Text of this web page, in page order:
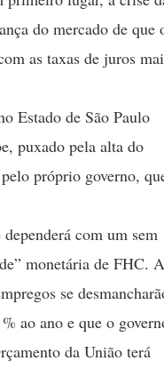
do mercado de que
as taxas de juros
Estado de São Paulo
puxado pela alta do
próprio governo,
com um sem
monetária de FHC.
se
ao ano e que o
da União terá